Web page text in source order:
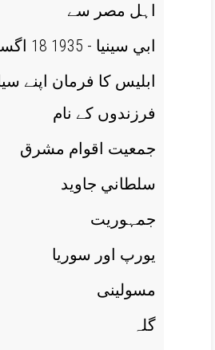
اہل مصر سے
ابي سينيا - 1935 18 اگست
ابليس کا فرمان اپنے
فرزندوں کے نام
جمعيت اقوام مشرق
سلطاني جاويد
جمہوريت
يورپ اور سوريا
مسولينی
گلہ